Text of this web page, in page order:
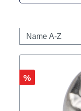
Rabatt
%